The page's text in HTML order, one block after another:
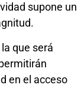
supone un
que será
en el acceso